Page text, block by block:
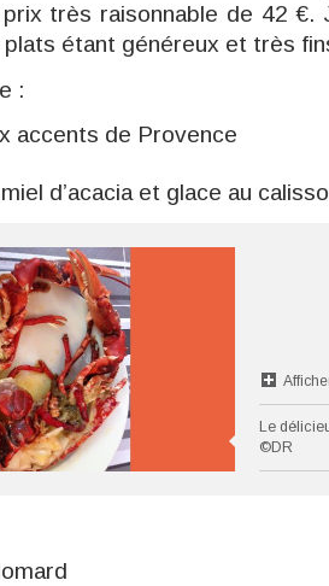
prix très raisonnable de 42 €.
plats étant généreux et très
:
accents de Provence
d’acacia et glace au
Le
©DR